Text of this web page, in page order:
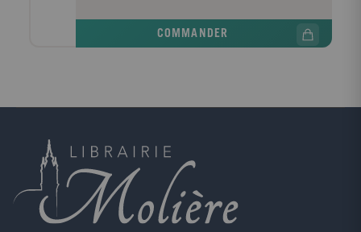
d'un personnage qui disparaît à mesure qu'il se
humour, un des chefs d??uvre de la littérature
fantastique.
COMMANDER